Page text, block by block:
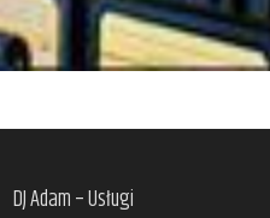
DJ Adam – Usługi